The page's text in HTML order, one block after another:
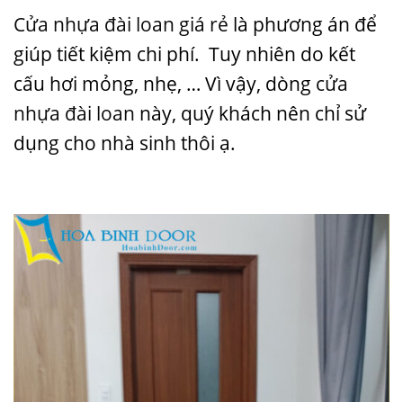
Cửa nhựa đài loan giá rẻ là phương án để
giúp tiết kiệm chi phí. Tuy nhiên do kết
cấu hơi mỏng, nhẹ, … Vì vậy, dòng cửa
nhựa đài loan này, quý khách nên chỉ sử
dụng cho nhà sinh thôi ạ.